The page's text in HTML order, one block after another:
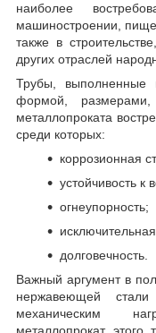
наиболее
машиностроении,
также в
других отраслей
Трубы, выполненные
формой, размерами,
металлопроката
среди которых:
коррозионная
устойчивость к
огнеупорность;
долговечность.
Важный аргумент в
нержавеющей
механическим